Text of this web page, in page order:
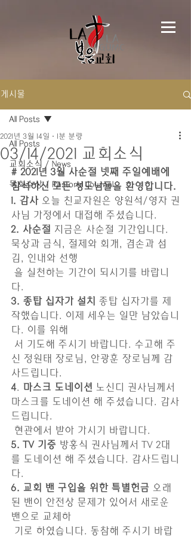
게시물
All Posts
교회소식 / News
목회수상 / Pastoral Journal
All Posts
03/14/2021 교회소식
2021년 3월 14일 1분 분량
# 2021년 3월 사순절 넷째 주일예배에
참석하신 모든 성도님들을 환영합니다.
1. 감사 오늘 친교자원은 양원석/영자 권
사님 가정에서 대접해 주셨습니다.
2. 사순절 지금은 사순절 기간입니다.
묵상과 금식, 절제와 회개, 겸손과 섬
김, 인내와 선행
다.
3. 종탑 십자가 설치 종탑 십자가를 제
작했습니다. 이제 세우는 일만 남았습니
다. 이를 위해
신 정원태 장로님, 안광훈 장로님께 감
사드립니다.
4. 마스크 도네이션 노신디 권사님께서
마스크를 도네이션 해 주셨습니다. 감사
드립니다.
현관에서 받아 가시기 바랍니다.
5. TV 기증 방홍식 권사님께서 TV 2대
를 도네이션 해 주셨습니다. 감사드립니
다.
6. 교회 밴 구입을 위한 특별헌금 오래
된 밴이 안전상 문제가 있어서 새로운
밴으로 교체하